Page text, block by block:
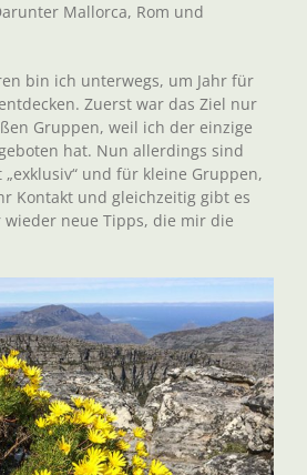
Mallorca, Rom und
bin ich unterwegs, um Jahr für
Zuerst war das Ziel nur
Gruppen, weil ich der einzige
hat. Nun allerdings sind
„exklusiv“ und für kleine Gruppen,
Kontakt und gleichzeitig gibt es
neue Tipps, die mir die